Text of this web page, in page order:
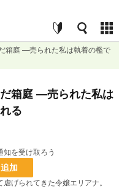
箱庭 ―売られた私は執着の檻で
箱庭 ―売られた私は
る
知を受け取ろう
加
げられてきた令嬢エリアナ。